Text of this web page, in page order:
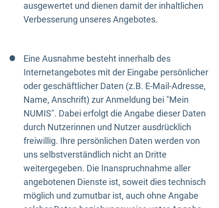
ausgewertet und dienen damit der inhaltlichen
Verbesserung unseres Angebotes.
Eine Ausnahme besteht innerhalb des
Internetangebotes mit der Eingabe persönlicher
oder geschäftlicher Daten (z.B. E-Mail-Adresse,
Name, Anschrift) zur Anmeldung bei "Mein
NUMIS". Dabei erfolgt die Angabe dieser Daten
durch Nutzerinnen und Nutzer ausdrücklich
freiwillig. Ihre persönlichen Daten werden von
uns selbstverständlich nicht an Dritte
weitergegeben. Die Inanspruchnahme aller
angebotenen Dienste ist, soweit dies technisch
möglich und zumutbar ist, auch ohne Angabe